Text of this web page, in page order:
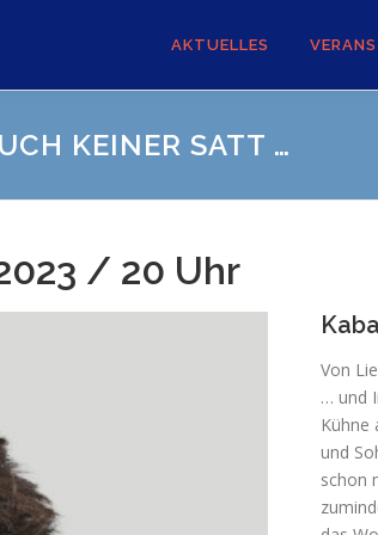
AKTUELLES
KEINER SATT …
/ 20 Uhr
Von
… und
Kühne
und
schon